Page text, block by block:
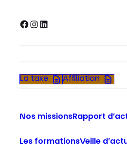
Facebook InstagramLinkedIn
La taxe Affiliation
Nos missionsRapport
Les formationsVeille